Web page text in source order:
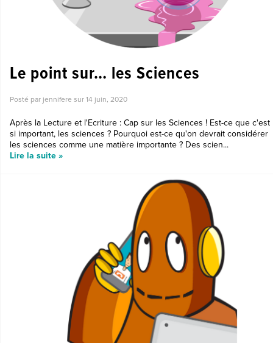
Le point sur… les Sciences
Posté par jennifere sur 14 juin, 2020
Après la Lecture et l'Ecriture : Cap sur les Sciences ! Est-ce que c'est
si important, les sciences ? Pourquoi est-ce qu'on devrait considérer
les sciences comme une matière importante ? Des scien...
Lire la suite »